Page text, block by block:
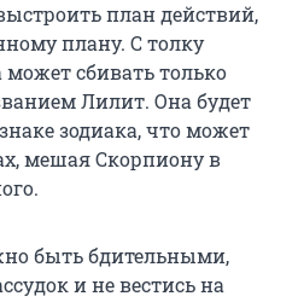
план действий,
плану. С толку
может сбивать только
Лилит. Она будет
зодиака, что может
мешая Скорпиону в
быть бдительными,
и не вестись на